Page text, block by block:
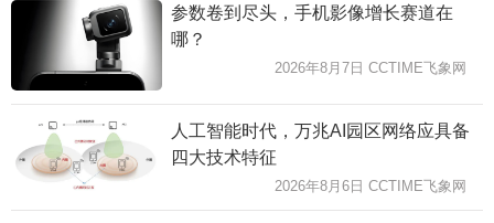
参数卷到尽头，手机影像增长赛道在
哪？
2026年8月7日 CCTIME飞象网
人工智能时代，万兆AI园区网络应具备
四大技术特征
2026年8月6日 CCTIME飞象网